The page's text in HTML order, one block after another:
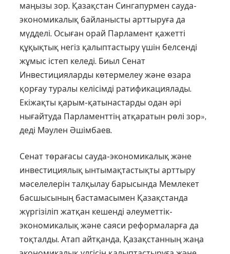
маңызы зор. Қазақстан Сингапурмен сауда-
экономикалық байланысты арттыруға да
мүдделі. Осыған орай Парламент қажетті
құқықтық негіз қалыптастыру үшін белсенді
жұмыс істеп келеді. Биыл Сенат
Инвестицияларды көтермелеу және өзара
қорғау туралы келісімді ратификациялады.
Екіжақты қарым-қатынастарды одан әрі
нығайтуда Парламенттің атқаратын рөлі зор»,
деді Мәулен Әшімбаев.
Сенат төрағасы сауда-эконо­мика­лық және
инвестиция­лық ынтымақ­тас­тықты арттыру
мәселелерін талқы­лау барысында Мемлекет
басшысы­ның бас­тамасымен Қазақстанда
жүргі­зіліп жатқан кешенді әлеумет­тік-
экономикалық және саяси реформа­ларға да
тоқталды. Атап айтқанда, Қазақ­станның жаңа